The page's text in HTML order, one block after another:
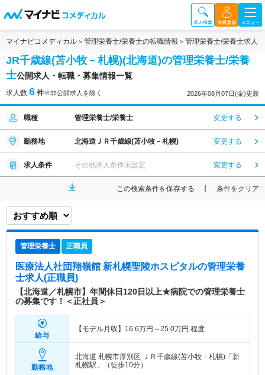
マイナビコメディカル 管理栄養士/栄養士の転職情報 管理栄養士/栄養士求人
JR千歳線(苫小牧－札幌)(北海道)の管理栄養士/栄養
士公開求人・転職・募集情報一覧
求人数 6 件※非公開求人を除く 2026年08月07日(金)更新
職種 管理栄養士/栄養士 変更する
勤務地 北海道ＪＲ千歳線(苫小牧－札幌) 変更する
求人条件 その他求人条件未設定 変更する
この検索条件を保存する 条件をクリア
管理栄養士 正職員
医療法人社団翔嶺館 新札幌聖陵ホスピタルの管理栄養
士求人(正職員)
【北海道／札幌市】年間休日120日以上★病院での管理栄養士
の募集です！＜正社員＞
給与
【モデル月収】 16.6万円～25.0万円 程度
勤務地
北海道 札幌市厚別区 ＪＲ千歳線(苫小牧－札幌)「新
札幌駅」（徒歩10分）